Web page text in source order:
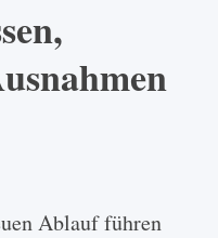
Ablauf führen